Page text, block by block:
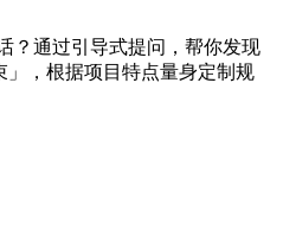
？通过引导式提问，帮你发现
」，根据项目特点量身定制规